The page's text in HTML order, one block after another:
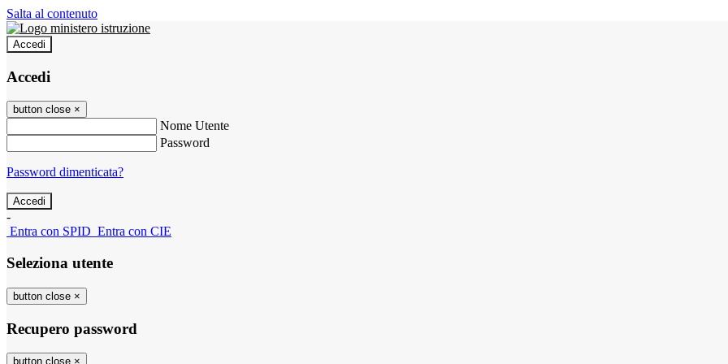
Salta al contenuto
Accedi
Accedi
button close ×
Nome Utente
Password
Password dimenticata?
-
Entra con SPID Entra con CIE
Seleziona utente
button close ×
Recupero password
button close ×